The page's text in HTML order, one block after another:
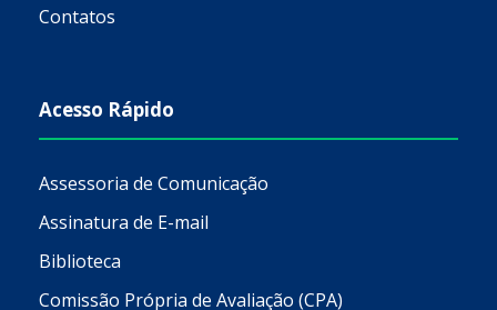
Contatos
Acesso Rápido
Assessoria de Comunicação
Assinatura de E-mail
Biblioteca
Comissão Própria de Avaliação (CPA)